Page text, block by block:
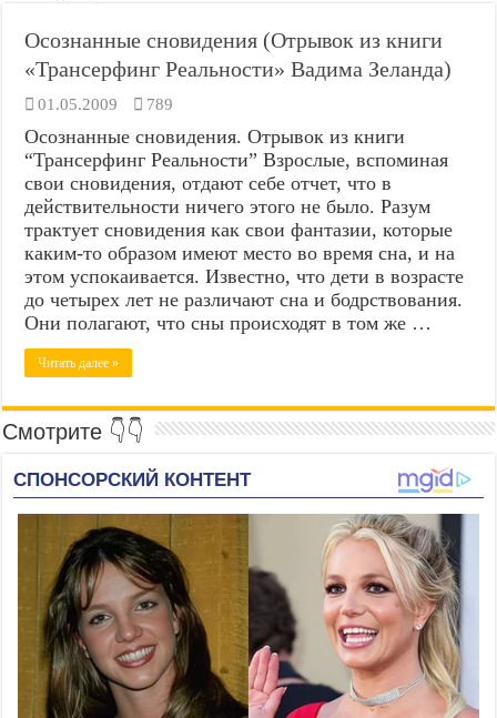
Осознанные сновидения (Отрывок из книги
«Трансерфинг Реальности» Вадима Зеланда)
01.05.2009 789
Осознанные сновидения. Отрывок из книги
“Трансерфинг Реальности” Взрослые, вспоминая
свои сновидения, отдают себе отчет, что в
действительности ничего этого не было. Разум
трактует сновидения как свои фантазии, которые
каким-то образом имеют место во время сна, и на
этом успокаивается. Известно, что дети в возрасте
до четырех лет не различают сна и бодрствования.
Они полагают, что сны происходят в том же …
Читать далее »
Смотрите 👇👇